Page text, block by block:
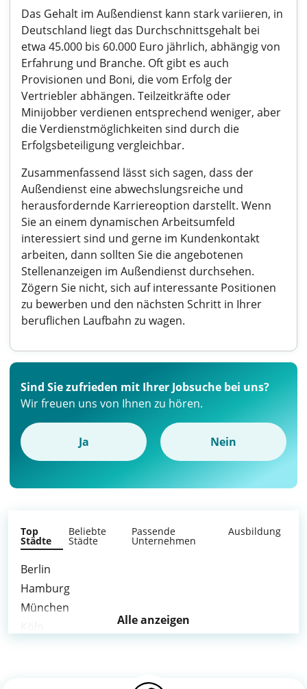
Das Gehalt im Außendienst kann stark variieren, in
Deutschland liegt das Durchschnittsgehalt bei
etwa 45.000 bis 60.000 Euro jährlich, abhängig von
Erfahrung und Branche. Oft gibt es auch
Provisionen und Boni, die vom Erfolg der
Vertriebler abhängen. Teilzeitkräfte oder
Minijobber verdienen entsprechend weniger, aber
die Verdienstmöglichkeiten sind durch die
Erfolgsbeteiligung vergleichbar.
Zusammenfassend lässt sich sagen, dass der
Außendienst eine abwechslungsreiche und
herausfordernde Karriereoption darstellt. Wenn
Sie an einem dynamischen Arbeitsumfeld
interessiert sind und gerne im Kundenkontakt
arbeiten, dann sollten Sie die angebotenen
Stellenanzeigen im Außendienst durchsehen.
Zögern Sie nicht, sich auf interessante Positionen
zu bewerben und den nächsten Schritt in Ihrer
beruflichen Laufbahn zu wagen.
Sind Sie zufrieden mit Ihrer Jobsuche bei uns?
Wir freuen uns von Ihnen zu hören.
Ja Nein
Top
Städte
Beliebte
Städte
Passende
Unternehmen
Ausbildung
Berlin
Hamburg
München
Alle anzeigen